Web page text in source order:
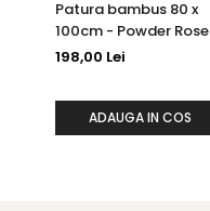
Patura bambus 80 x
100cm - Powder Rose
Macaroon
198,00 Lei
ADAUGA IN COS